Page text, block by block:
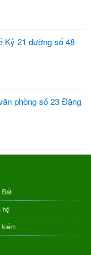
Kỷ 21 đường số 48
phòng số 23 Đặng
Đất
hệ